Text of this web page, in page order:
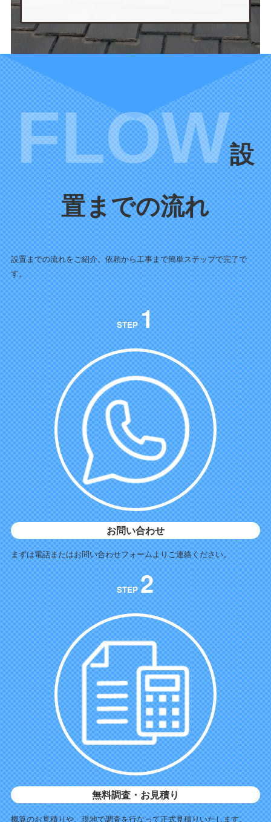
設
置までの流れ
設置までの流れをご紹介。依頼から工事まで簡単ステップで完了で
す。
STEP1
お問い合わせ
まずは電話またはお問い合わせフォームよりご連絡ください。
STEP2
無料調査・お見積り
概算のお見積りや、現地で調査を行なって正式見積りいたします。